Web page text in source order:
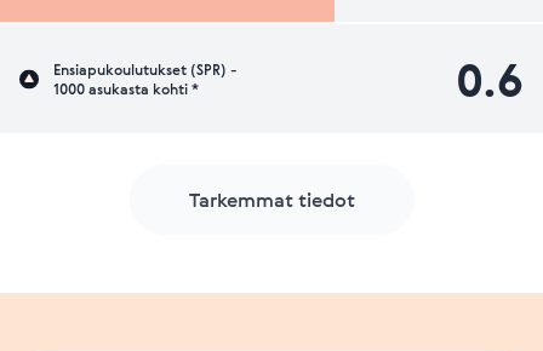
Ensiapukoulutukset (SPR) -
1000 asukasta kohti *
0.6
Tarkemmat tiedot